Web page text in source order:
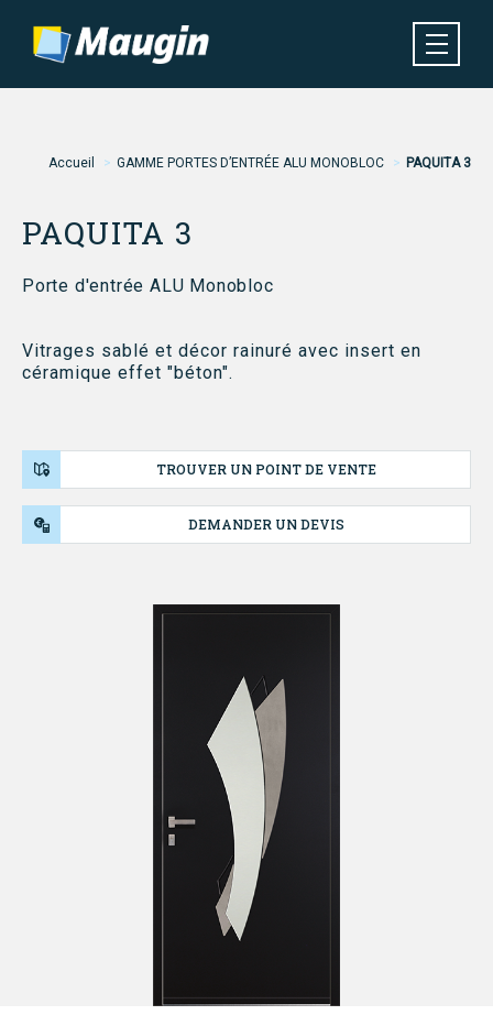
contenu
PRODUITS
FilAccueil GAMME PORTES D’ENTRÉE ALU MONOBLOC PAQUITA 3
PAQUITA 3
Porte d'entrée ALU Monobloc
Vitrages sablé et décor rainuré avec insert en
céramique effet "béton".
TROUVER UN POINT DE VENTE
DEMANDER UN DEVIS